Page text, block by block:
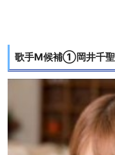
歌手M候補①岡井千聖